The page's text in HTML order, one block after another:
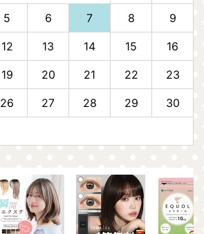
5 6 7 8 9
12 13 14 15 16
19 20 21 22 23
26 27 28 29 30